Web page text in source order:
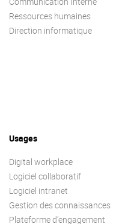
Ressources humaines
Direction informatique
Usages
Digital workplace
Logiciel collaboratif
Logiciel intranet
Gestion des connaissances
Plateforme d’engagement